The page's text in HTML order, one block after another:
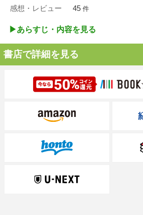
感想・レビュー 45 件
▶︎あらすじ・内容を見る
書店で詳細を見る